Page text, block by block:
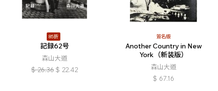
85折
記録62号
森山大道
$ 26.36 $ 22.42
簽名版
Another Country in New
York（新装版）
森山大道
$ 67.16